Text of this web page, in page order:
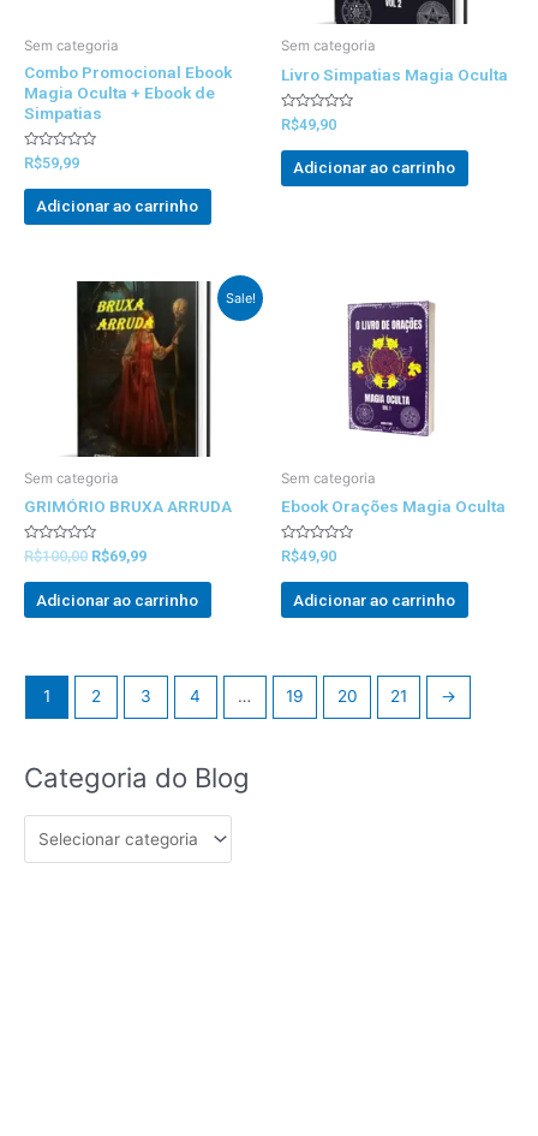
Sem categoria
Combo Promocional Ebook
Magia Oculta + Ebook de
Simpatias
Avaliado
0
out
R$59,99
Adicionar ao carrinho
Sem categoria
Livro Simpatias Magia Oculta
Avaliado
0
out
R$49,90
Adicionar ao carrinho
Sale!
Sem categoria
GRIMÓRIO BRUXA ARRUDA
Avaliado
0
out
R$100,00
Preço
Original
foi:
R$100,00.
R$69,99
atual
é:
R$69,99.
Adicionar ao carrinho
Sem categoria
Ebook Orações Magia Oculta
Avaliado
0
out
R$49,90
Adicionar ao carrinho
1 2 3 4 … 19 20 21 →
Categoria do Blog
Categoria
do
Blog